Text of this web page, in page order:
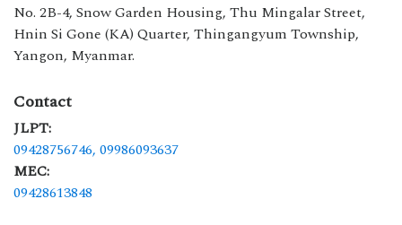
No. 2B-4, Snow Garden Housing, Thu Mingalar Street,
Hnin Si Gone (KA) Quarter, Thingangyum Township,
Yangon, Myanmar.
Contact
JLPT:
09428756746, 09986093637
MEC:
09428613848